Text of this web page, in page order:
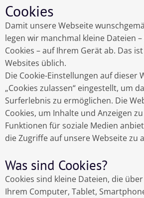
Cookies
Damit unsere Webseite
legen wir manchmal kleine Dateien
Cookies – auf Ihrem Gerät ab. Das
Websites üblich.
Die Cookie-Einstellungen auf dieser
„Cookies zulassen“ eingestellt, um
Surferlebnis zu ermöglichen. Die
Cookies, um Inhalte und Anzeigen
Funktionen für soziale Medien
die Zugriffe auf unsere Webseite zu
Was sind Cookies?
Cookies sind kleine Dateien, die
Ihrem Computer, Tablet,